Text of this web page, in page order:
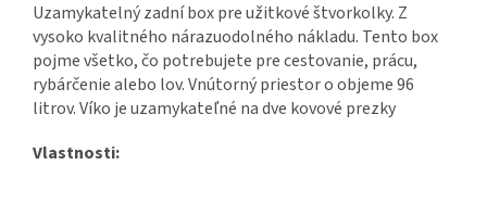
Uzamykatelný zadní box pre užitkové štvorkolky. Z
vysoko kvalitného nárazuodolného nákladu. Tento box
pojme všetko, čo potrebujete pre cestovanie, prácu,
rybárčenie alebo lov. Vnútorný priestor o objeme 96
litrov. Víko je uzamykateľné na dve kovové prezky
Vlastnosti: